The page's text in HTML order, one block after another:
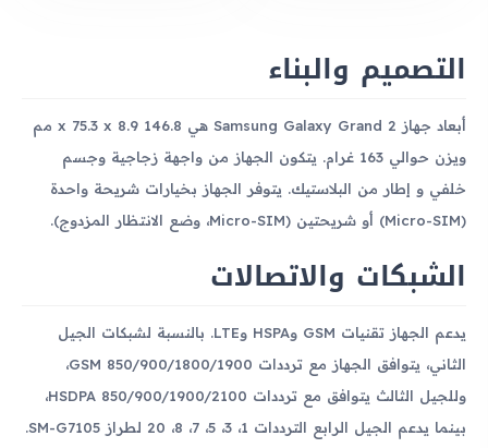
التصميم والبناء
أبعاد جهاز Samsung Galaxy Grand 2 هي 146.8 x 75.3 x 8.9 مم
ويزن حوالي 163 غرام. يتكون الجهاز من واجهة زجاجية وجسم
خلفي و إطار من البلاستيك. يتوفر الجهاز بخيارات شريحة واحدة
(Micro-SIM) أو شريحتين (Micro-SIM، وضع الانتظار المزدوج).
الشبكات والاتصالات
يدعم الجهاز تقنيات GSM وHSPA وLTE. بالنسبة لشبكات الجيل
الثاني، يتوافق الجهاز مع ترددات GSM 850/900/1800/1900،
وللجيل الثالث يتوافق مع ترددات HSDPA 850/900/1900/2100،
بينما يدعم الجيل الرابع الترددات 1، 3، 5، 7، 8، 20 لطراز SM-G7105.